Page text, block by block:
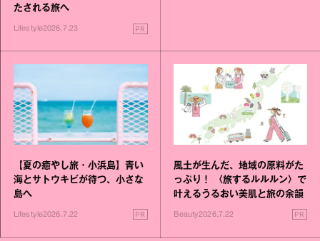
たされる旅へ
Lifestyle2026.7.23 PR
【夏の癒やし旅・小浜島】青い
海とサトウキビが待つ、小さな
島へ
Lifestyle2026.7.22 PR
風土が生んだ、地域の原料がた
っぷり！ 〈旅するルルルン〉で
叶えるうるおい美肌と旅の余韻
Beauty2026.7.22 PR